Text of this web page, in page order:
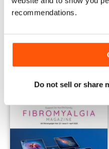
recommendations.
Do not sell or share